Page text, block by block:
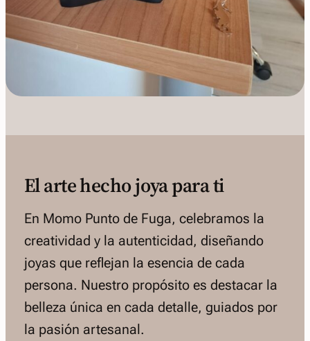
El arte hecho joya para ti
En Momo Punto de Fuga, celebramos la
creatividad y la autenticidad, diseñando
joyas que reflejan la esencia de cada
persona. Nuestro propósito es destacar la
belleza única en cada detalle, guiados por
la pasión artesanal.